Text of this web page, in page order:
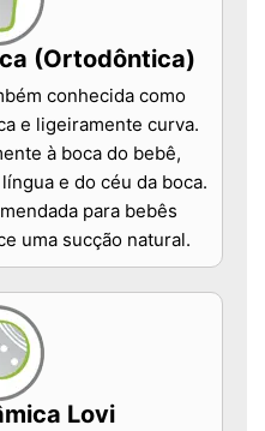
(Ortodôntica)
conhecida como
e ligeiramente curva.
à boca do bebê,
e do céu da boca.
para bebês
uma sucção natural.
Lovi